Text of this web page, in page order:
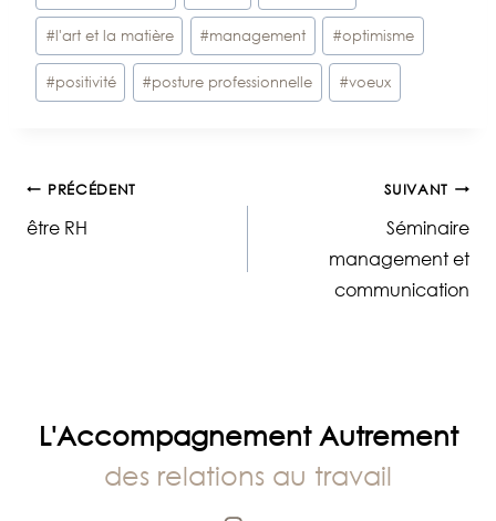
publication :
#l'art et la matière #management #optimisme
#positivité #posture professionnelle #voeux
Navigation
PRÉCÉDENT
être RH
SUIVANT
Séminaire
management et
communication
L'Accompagnement Autrement
des relations au travail